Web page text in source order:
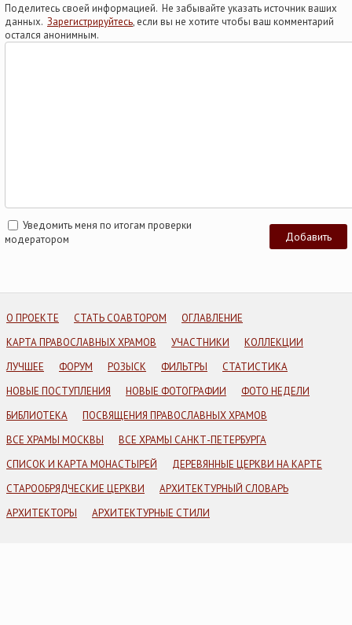
Поделитесь своей информацией. Не забывайте указать источник ваших
данных. Зарегистрируйтесь, если вы не хотите чтобы ваш комментарий
остался анонимным.
Уведомить меня по итогам проверки
модератором
О ПРОЕКТЕ СТАТЬ СОАВТОРОМ
ОГЛАВЛЕНИЕ
КАРТА ПРАВОСЛАВНЫХ ХРАМОВ
УЧАСТНИКИ
КОЛЛЕКЦИИ
ЛУЧШЕЕ
ФОРУМ РОЗЫСК ФИЛЬТРЫ
СТАТИСТИКА
НОВЫЕ ПОСТУПЛЕНИЯ
НОВЫЕ ФОТОГРАФИИ
ФОТО НЕДЕЛИ
БИБЛИОТЕКА
ПОСВЯЩЕНИЯ ПРАВОСЛАВНЫХ ХРАМОВ
ВСЕ ХРАМЫ МОСКВЫ
ВСЕ ХРАМЫ САНКТ-ПЕТЕРБУРГА
СПИСОК И КАРТА МОНАСТЫРЕЙ
ДЕРЕВЯННЫЕ ЦЕРКВИ НА КАРТЕ
СТАРООБРЯДЧЕСКИЕ ЦЕРКВИ
АРХИТЕКТУРНЫЙ СЛОВАРЬ
АРХИТЕКТОРЫ
АРХИТЕКТУРНЫЕ СТИЛИ